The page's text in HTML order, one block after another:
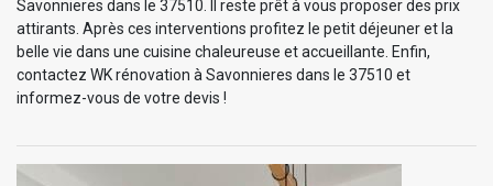
Savonnieres dans le 37510. Il reste prêt à vous proposer des prix
attirants. Après ces interventions profitez le petit déjeuner et la
belle vie dans une cuisine chaleureuse et accueillante. Enfin,
contactez WK rénovation à Savonnieres dans le 37510 et
informez-vous de votre devis !